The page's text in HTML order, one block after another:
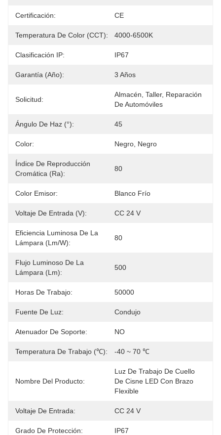
Certificación: CE
Temperatura De Color (CCT): 4000-6500K
Clasificación IP: IP67
Garantía (año): 3 Años
Solicitud:
Almacén, Taller, Reparación
De Automóviles
Ángulo De Haz (°): 45
Color: Negro, Negro
Índice De Reproducción
Cromática (Ra):
80
Color Emisor: Blanco Frío
Voltaje De Entrada (V): CC 24 V
Eficiencia Luminosa De La
Lámpara (lm/w):
80
Flujo Luminoso De La
Lámpara (lm):
500
Horas De Trabajo: 50000
Fuente De Luz: Condujo
Atenuador De Soporte: NO
Temperatura De Trabajo (℃): -40 ~ 70 ℃
Nombre Del Producto:
Luz De Trabajo De Cuello
De Cisne LED Con Brazo
Flexible
Voltaje De Entrada: CC 24 V
Grado De Protección: IP67